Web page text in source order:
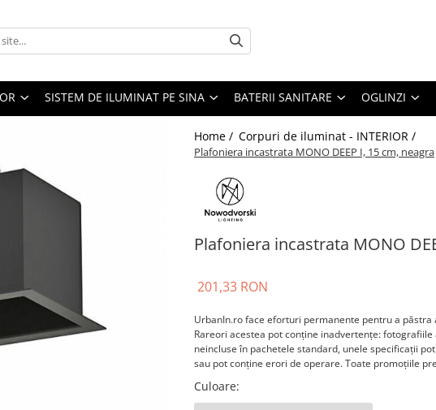
SISTEM DE ILUMINAT PE SINA BATERII SANITARE OGLINZI
Home / Corpuri de iluminat - INTERIOR /
Plafoniera incastrata MONO DEEP I, 15 cm, neagra
Plafoniera incastrata MONO
201,33 RON
UrbanIn.ro face eforturi permanente pentru a
Rareori acestea pot conţine inadvertenţe:
neincluse în pachetele standard, unele specificaţii
sau pot conţine erori de operare. Toate promoţiile
Culoare: